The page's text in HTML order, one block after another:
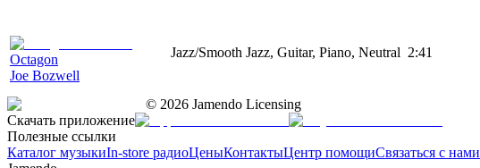
Octagon
Joe Bozwell
Jazz/Smooth Jazz, Guitar, Piano, Neutral 2:41
© 2026 Jamendo Licensing
Скачать приложение
Полезные ссылки
Каталог музыкиIn-store радиоЦеныКонтактыЦентр помощиСвязаться с нами